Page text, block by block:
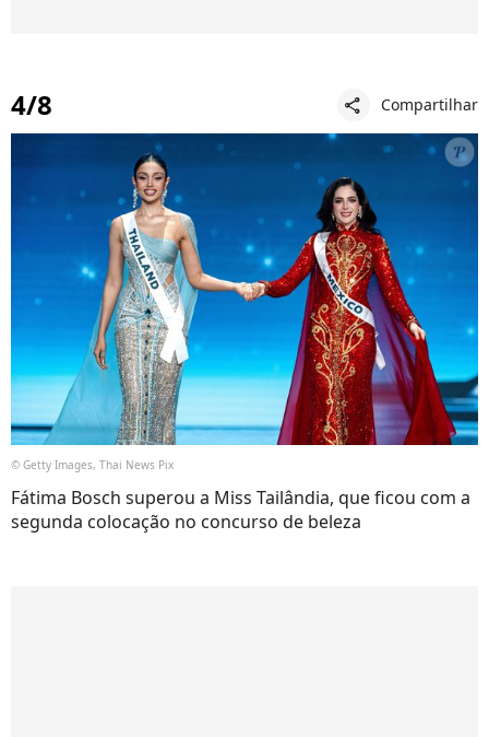
4/8 share Compartilhar
© Getty Images, Thai News Pix
Fátima Bosch superou a Miss Tailândia, que ficou com a
segunda colocação no concurso de beleza